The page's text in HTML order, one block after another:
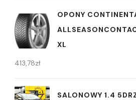
OPONY
XL
413,78zł
SALONOWY 1.4